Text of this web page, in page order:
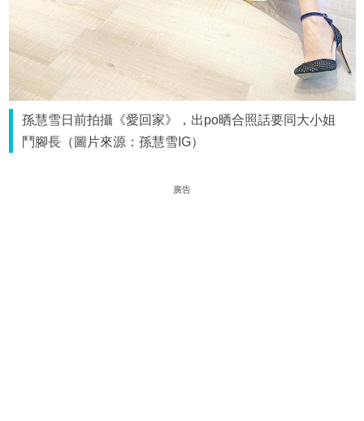
孫慧雪日前拍攝《愛回家》，出po晒合照話要同大小姐
鬥腳長（圖片來源：孫慧雪IG）
廣告